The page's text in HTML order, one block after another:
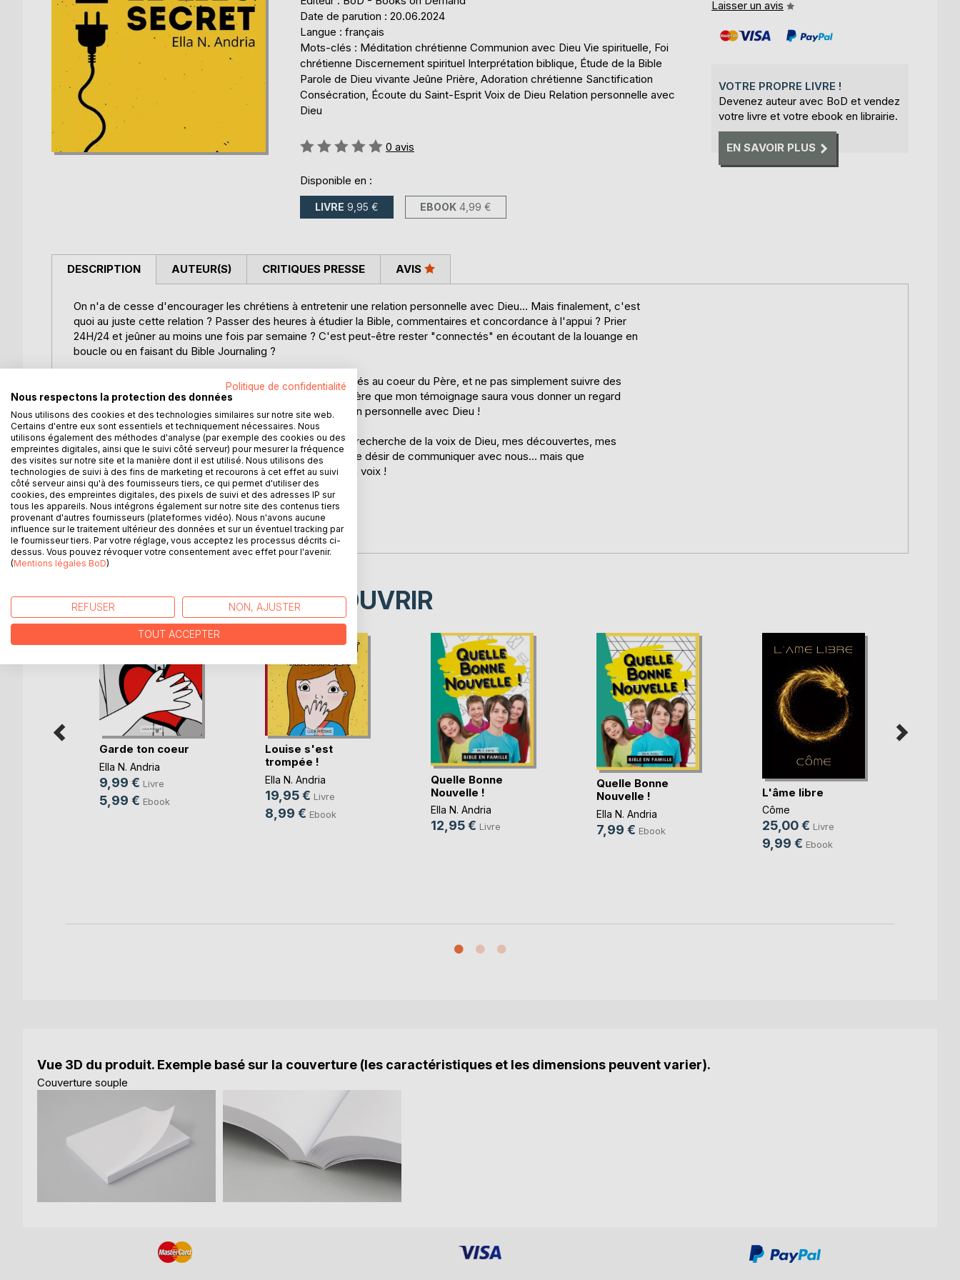
Date de parution : 20.06.2024
Langue : français
Mots-clés : Méditation chrétienne Communion avec Dieu Vie spirituelle, Foi
chrétienne Discernement spirituel Interprétation biblique, Étude de la Bible
Parole de Dieu vivante Jeûne Prière, Adoration chrétienne Sanctification
Consécration, Écoute du Saint-Esprit Voix de Dieu Relation personnelle avec
Dieu
Évaluation:
0 avis
Disponible en :
LIVRE 9,95 € EBOOK 4,99 €
Laisser un avis
VOTRE PROPRE LIVRE !
Devenez auteur avec BoD et vendez
votre livre et votre ebook en librairie.
EN SAVOIR PLUS
DESCRIPTION
On n'a de cesse d'encourager les chrétiens à entretenir une relation personnelle avec Dieu... Mais finalement, c'est
quoi au juste cette relation ? Passer des heures à étudier la Bible, commentaires et concordance à l'appui ? Prier
24H/24 et jeûner au moins une fois par semaine ? C'est peut-être rester "connectés" en écoutant de la louange en
boucle ou en faisant du Bible Journaling ?
Si vous avez, vous aussi, ce profond désir d'être connectés au coeur du Père, et ne pas simplement suivre des
commandements humains ou des conseils lifestyle, j'espère que mon témoignage saura vous donner un regard
neuf sur ce concept parfois si mystérieux qu'est la relation personnelle avec Dieu !
Dans "Le lieu secret", je vous partage mon parcours, à la recherche de la voix de Dieu, mes découvertes, mes
égarements. Je vous partage comment Dieu a vraiment ce désir de communiquer avec nous... mais que
malheureusement, nous ne reconnaissons pas toujours sa voix !
Dieu parle cependant, tantôt d'une manière,
Tantôt d'une autre, et l'on n'y prend point garde.
Job 33:14
AUTEUR(S) CRITIQUES PRESSE AVIS
D’AUTRES TITRES À DÉCOUVRIR
Garde ton coeur
Ella N. Andria
9,99 € Livre
5,99 € Ebook
Louise s'est
trompée !
Ella N. Andria
19,95 € Livre
8,99 € Ebook
Quelle Bonne
Nouvelle !
Ella N. Andria
12,95 € Livre
Quelle Bonne
Nouvelle !
Ella N. Andria
7,99 € Ebook
L'âme libre
Côme
25,00 € Livre
9,99 € Ebook
Vue 3D du produit. Exemple basé sur la couverture (les caractéristiques et les dimensions peuvent varier).
Couverture souple
Politique de confidentialité
Nous respectons la protection des données
Nous utilisons des cookies et des technologies similaires sur notre site web.
Certains d'entre eux sont essentiels et techniquement nécessaires. Nous
utilisons également des méthodes d'analyse (par exemple des cookies ou des
empreintes digitales, ainsi que le suivi côté serveur) pour mesurer la fréquence
des visites sur notre site et la manière dont il est utilisé. Nous utilisons des
technologies de suivi à des fins de marketing et recourons à cet effet au suivi
côté serveur ainsi qu'à des fournisseurs tiers, ce qui permet d'utiliser des
cookies, des empreintes digitales, des pixels de suivi et des adresses IP sur
tous les appareils. Nous intégrons également sur notre site des contenus tiers
provenant d'autres fournisseurs (plateformes vidéo). Nous n'avons aucune
influence sur le traitement ultérieur des données et sur un éventuel tracking par
le fournisseur tiers. Par votre réglage, vous acceptez les processus décrits ci-
dessus. Vous pouvez révoquer votre consentement avec effet pour l'avenir.
(Mentions légales BoD)
REFUSER NON, AJUSTER
TOUT ACCEPTER